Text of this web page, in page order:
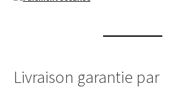
Livraison garantie par